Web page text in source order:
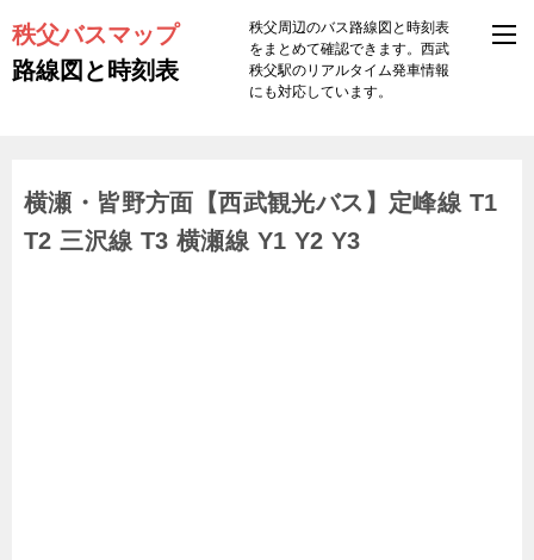
秩父バスマップ
路線図と時刻表
秩父周辺のバス路線図と時刻表
をまとめて確認できます。西武
秩父駅のリアルタイム発車情報
にも対応しています。
横瀬・皆野方面【西武観光バス】定峰線 T1
T2 三沢線 T3 横瀬線 Y1 Y2 Y3